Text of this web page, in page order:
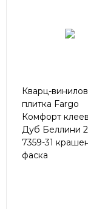
Кварц-
плитка Fargo
Комфорт
Дуб Беллини
7359-31
фаска